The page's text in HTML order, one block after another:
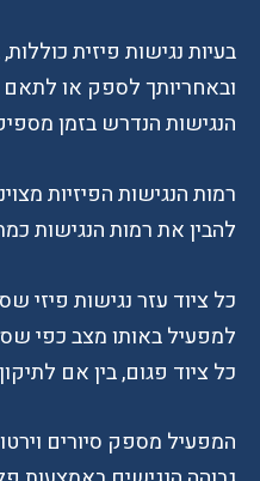
בעיות נגישות פיזית
ובאחריותך לספק או
הנגישות הנדרש בזמן
רמות הנגישות הפיזיות
להבין את רמות הנגישות
כל ציוד עזר נגישות פיזי
למפעיל באותו מצב כפי
כל ציוד פגום, בין אם
המפעיל מספק סיורים